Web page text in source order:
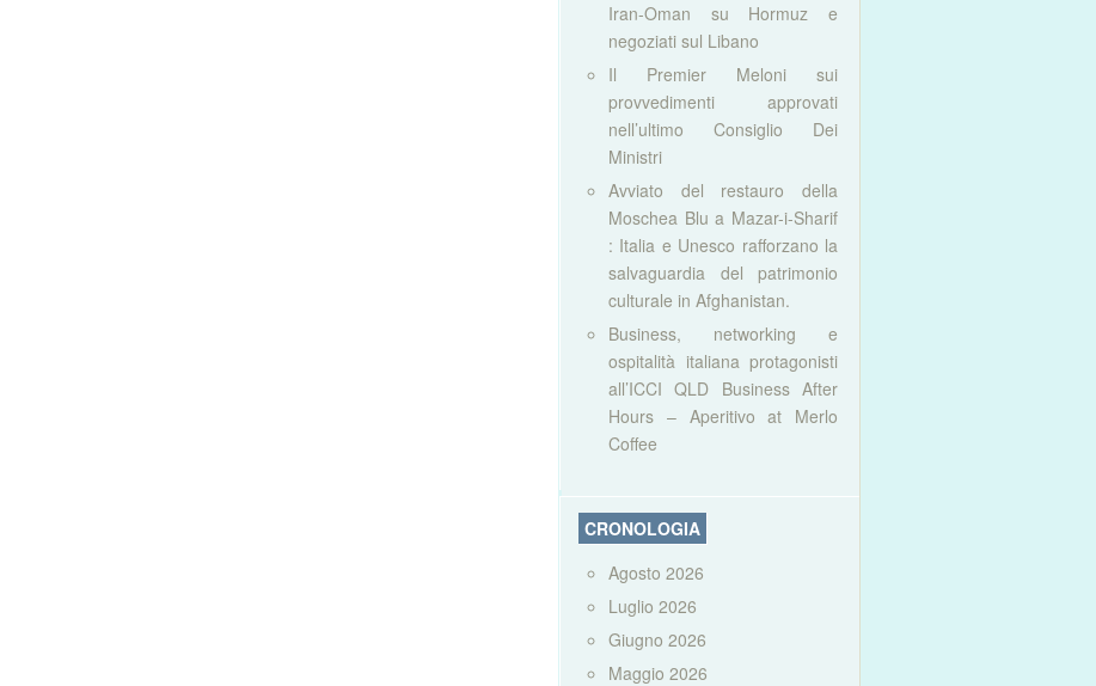
Iran-Oman su Hormuz e
negoziati sul Libano
Il Premier Meloni sui
provvedimenti approvati
nell’ultimo Consiglio Dei
Ministri
Avviato del restauro della
Moschea Blu a Mazar-i-Sharif
: Italia e Unesco rafforzano la
salvaguardia del patrimonio
culturale in Afghanistan.
Business, networking e
ospitalità italiana protagonisti
all’ICCI QLD Business After
Hours – Aperitivo at Merlo
Coffee
CRONOLOGIA
Agosto 2026
Luglio 2026
Giugno 2026
Maggio 2026